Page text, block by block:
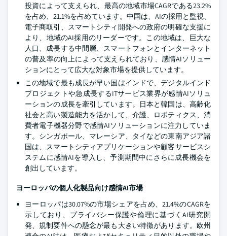
投資によって支えられ、最高の地域市場CAGRである23.2%
を占め、21.1%を占めています。中国は、AIの採用と監視、
電子商取引、スマートシティ開発への政府の明確な支援に
より、地域のAI採用のリーダーです。この地域は、巨大な
人口、成長する中間層、スマートフォンとインターネット
の普及率の向上によって支えられており、感情AIソリュー
ションにとって広大な対象市場を提供しています。
この地域で最も成長が早い国はインドで、デジタルインド
プロジェクトや急成長するITサービス業界が感情AIソリュ
ーションの成長を牽引しています。日本と韓国は、高齢化
社会と高い製造能力を活かして、介護、ロボティクス、消
費者電子機器分野で感情AIソリューションに注力していま
す。シンガポール、マレーシア、タイなどの東南アジア諸
国は、スマートシティアプリケーションや顧客サービスシ
ステムに感情AIを導入し、予測期間中にさらに成長機会を
創出しています。
ヨーロッパの個人化製品向け感情AI市場
ヨーロッパは30.07%の市場シェアを占め、21.4%のCAGRを
示しており、プライバシー保護や倫理に基づくAI研究開
発、規制要件への懸念が最も大きい特徴があります。欧州